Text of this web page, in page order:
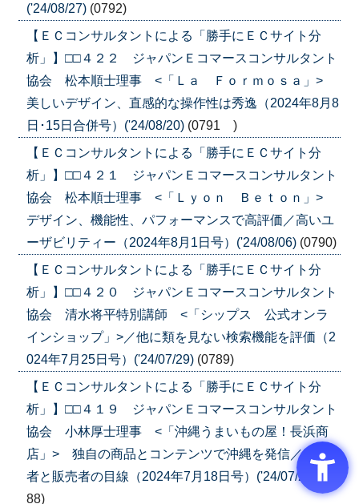
('24/08/27) (0792)
【ＥＣコンサルタントによる「勝手にＥＣサイト分
析」】□□４２２ ジャパンＥコマースコンサルタント
協会 松本順士理事 <「Ｌａ Ｆｏｒｍｏｓａ」>
美しいデザイン、直感的な操作性は秀逸（2024年8月8
日･15日合併号）('24/08/20) (0791 )
【ＥＣコンサルタントによる「勝手にＥＣサイト分
析」】□□４２１ ジャパンＥコマースコンサルタント
協会 松本順士理事 <「Ｌｙｏｎ Ｂｅｔｏｎ」>
デザイン、機能性、パフォーマンスで高評価／高いユ
ーザビリティー（2024年8月1日号）('24/08/06) (0790)
【ＥＣコンサルタントによる「勝手にＥＣサイト分
析」】□□４２０ ジャパンＥコマースコンサルタント
協会 清水将平特別講師 <「シップス 公式オンラ
インショップ」>／他に類を見ない検索機能を評価（2
024年7月25日号）('24/07/29) (0789)
【ＥＣコンサルタントによる「勝手にＥＣサイト分
析」】□□４１９ ジャパンＥコマースコンサルタント
協会 小林厚士理事 <「沖縄うまいもの屋！長浜商
店」> 独自の商品とコンテンツで沖縄を発信／生産
者と販売者の目線（2024年7月18日号）('24/07/23)
(07
88)